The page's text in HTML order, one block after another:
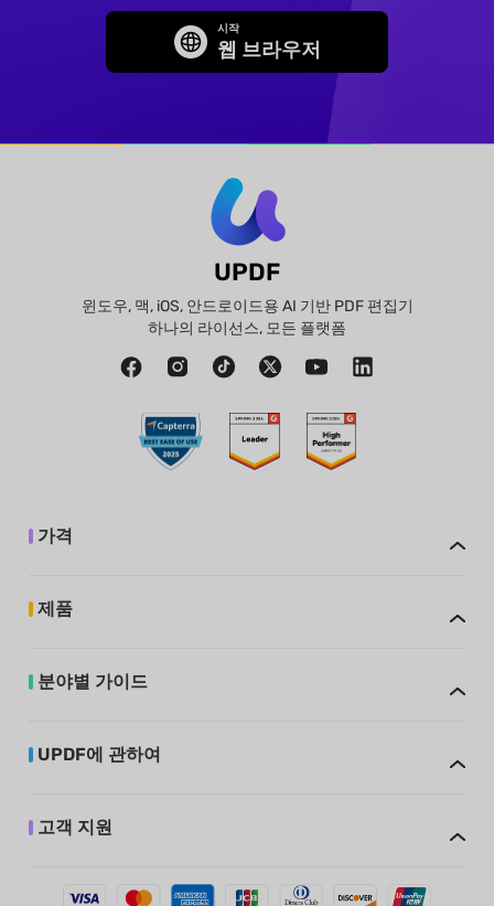
시작
웹 브라우저
UPDF
윈도우, 맥, iOS, 안드로이드용 AI 기반 PDF 편집기
하나의 라이선스, 모든 플랫폼
가격
제품
분야별 가이드
UPDF에 관하여
고객 지원